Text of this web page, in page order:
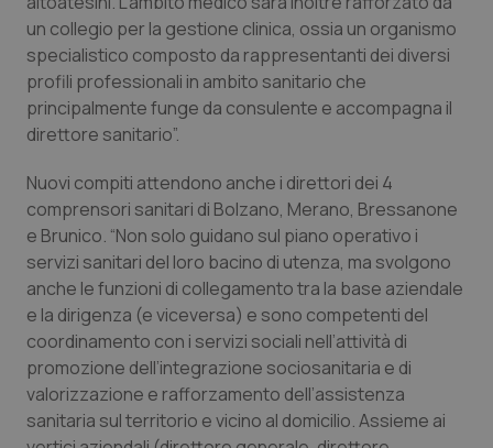
Veneto
Oncoematologia
Oncologia & Nutrizione
Psoriasi & pelle
Quotidiano Cardiologia
Quotidiano Chirurgia
Quotidiano Oncologia
Quotidiano Pediatria
Rene & patologie urogenitali
un collegio per la gestione clinica, ossia un organismo
specialistico composto da rappresentanti dei diversi
profili professionali in ambito sanitario che
principalmente funge da consulente e accompagna il
direttore sanitario”.
Nuovi compiti attendono anche i direttori dei 4
comprensori sanitari di Bolzano, Merano, Bressanone
e Brunico. “Non solo guidano sul piano operativo i
servizi sanitari del loro bacino di utenza, ma svolgono
anche le funzioni di collegamento tra la base aziendale
e la dirigenza (e viceversa) e sono competenti del
coordinamento con i servizi sociali nell’attività di
promozione dell’integrazione sociosanitaria e di
valorizzazione e rafforzamento dell’assistenza
sanitaria sul territorio e vicino al domicilio. Assieme ai